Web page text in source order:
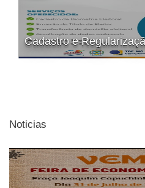
Cadastro e
Noticias